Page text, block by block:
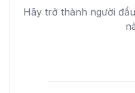
Hãy trở thành người